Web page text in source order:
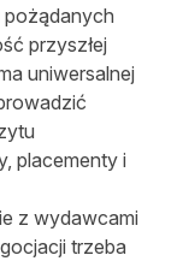
pożądanych
przyszłej
uniwersalnej
placementy i
z wydawcami
trzeba